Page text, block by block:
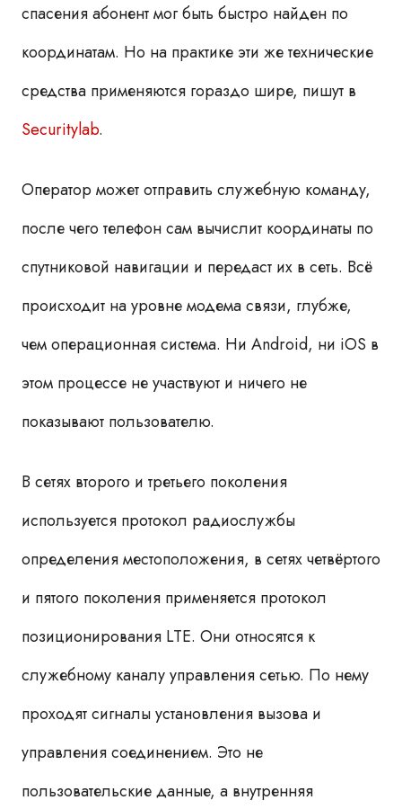
спасения абонент мог быть быстро найден по
координатам. Но на практике эти же технические
средства применяются гораздо шире, пишут в
Securitylab.
Оператор может отправить служебную команду,
после чего телефон сам вычислит координаты по
спутниковой навигации и передаст их в сеть. Всё
происходит на уровне модема связи, глубже,
чем операционная система. Ни Android, ни iOS в
этом процессе не участвуют и ничего не
показывают пользователю.
В сетях второго и третьего поколения
используется протокол радиослужбы
определения местоположения, в сетях четвёртого
и пятого поколения применяется протокол
позиционирования LTE. Они относятся к
служебному каналу управления сетью. По нему
проходят сигналы установления вызова и
управления соединением. Это не
пользовательские данные, а внутренняя